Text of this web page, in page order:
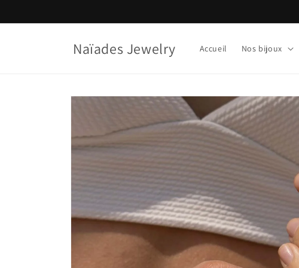
au
Naïades Jewelry Accueil Nos bijoux
Passer aux